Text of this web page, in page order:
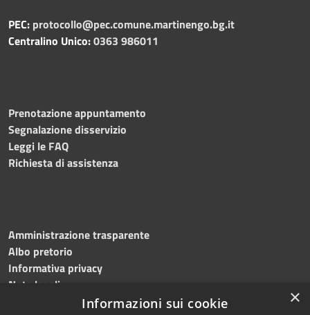
PEC: protocollo@pec.comune.martinengo.bg.it
Centralino Unico:0363 986011
Prenotazione appuntamento
Segnalazione disservizio
Leggi le FAQ
Richiesta di assistenza
Amministrazione trasparente
Albo pretorio
Informativa privacy
Note legali
Dichiarazione di accessibilità
×
Informazioni sui cookie